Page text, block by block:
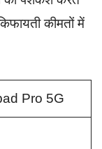
कीमतों में
Pro 5G